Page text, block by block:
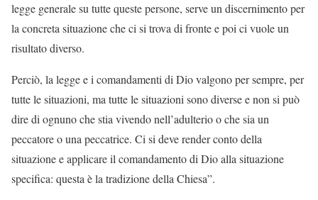
legge generale su tutte queste persone, serve un discernimento per
la concreta situazione che ci si trova di fronte e poi ci vuole un
risultato diverso.
Perciò, la legge e i comandamenti di Dio valgono per sempre, per
tutte le situazioni, ma tutte le situazioni sono diverse e non si può
dire di ognuno che stia vivendo nell’adulterio o che sia un
peccatore o una peccatrice. Ci si deve render conto della
situazione e applicare il comandamento di Dio alla situazione
specifica: questa è la tradizione della Chiesa”.